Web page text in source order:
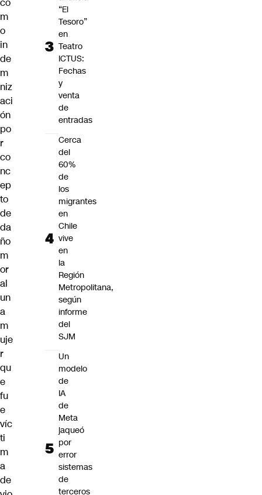
m
o
in
de
m
niz
aci
ón
po
r
co
nc
ep
to
de
da
ño
m
or
al
un
a
m
uje
r
qu
e
fu
e
víc
ti
m
a
de
“El
Tesoro”
en
Teatro
ICTUS:
Fechas
y
venta
de
entradas
Cerca
del
60%
de
los
migrantes
en
Chile
vive
en
la
Región
Metropolitana,
según
informe
del
SJM
Un
modelo
de
IA
de
Meta
jaqueó
por
error
sistemas
de
terceros